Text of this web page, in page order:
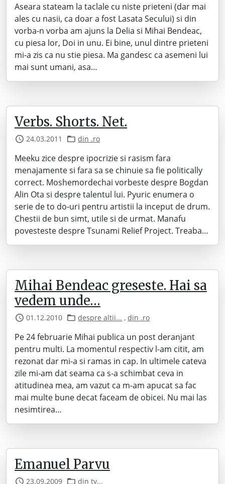
Aseara stateam la taclale cu niste prieteni (dar mai
ales cu nasii, ca doar a fost Lasata Secului) si din
vorba-n vorba am ajuns la Delia si Mihai Bendeac,
cu piesa lor, Doi in unu. Ei bine, unul dintre prieteni
mi-a zis ca nu stie piesa. Ma gandesc ca asemeni lui
mai sunt umani, asa…
Verbs. Shorts. Net.
24.03.2011 din .ro
Meeku zice despre ipocrizie si rasism fara
menajamente si fara sa se chinuie sa fie politically
correct. Moshemordechai vorbeste despre Bogdan
Alin Ota si despre talentul lui. Pyuric enumera o
serie de to do-uri pentru artistii la inceput de drum.
Chestii de bun simt, utile si de urmat. Manafu
povesteste despre Tsunami Relief Project. Treaba…
Mihai Bendeac greseste. Hai sa
vedem unde…
01.12.2010 despre altii... ,din .ro
Pe 24 februarie Mihai publica un post deranjant
pentru multi. La momentul respectiv l-am citit, am
rezonat dar mi-a si ramas in cap. In ultimele cateva
zile mi-am dat seama ca s-a schimbat ceva in
atitudinea mea, am vazut ca m-am apucat sa fac
mai multe bune decat faceam de obicei. Nu mai las
nesimtirea…
Emanuel Parvu
23.09.2009 din tv...